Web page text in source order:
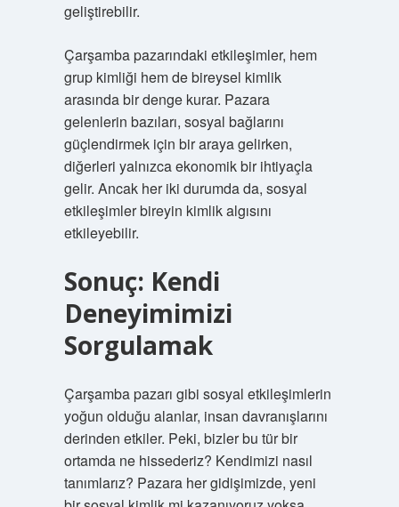
geliştirebilir.
Çarşamba pazarındaki etkileşimler, hem
grup kimliği hem de bireysel kimlik
arasında bir denge kurar. Pazara
gelenlerin bazıları, sosyal bağlarını
güçlendirmek için bir araya gelirken,
diğerleri yalnızca ekonomik bir ihtiyaçla
gelir. Ancak her iki durumda da, sosyal
etkileşimler bireyin kimlik algısını
etkileyebilir.
Sonuç: Kendi
Deneyimimizi
Sorgulamak
Çarşamba pazarı gibi sosyal etkileşimlerin
yoğun olduğu alanlar, insan davranışlarını
derinden etkiler. Peki, bizler bu tür bir
ortamda ne hissederiz? Kendimizi nasıl
tanımlarız? Pazara her gidişimizde, yeni